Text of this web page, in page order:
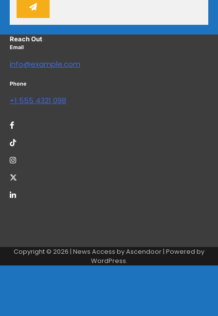
Reach Out
Email
info@example.com
Phone
+1 555 4321 098
Copyright © 2026 | News Access byAscendoor | Powered by
WordPress.